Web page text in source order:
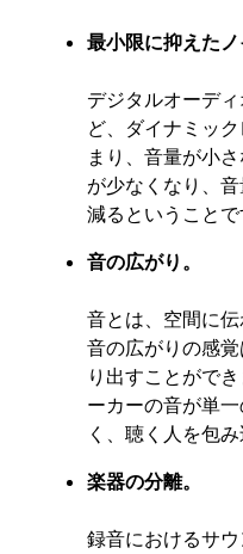
最小限に抑えたノ
デジタルオーデ
ど、ダイナミッ
まり、音量が小
が少なくなり、
減るということで
音の広がり。
音とは、空間に伝
音の広がりの感
り出すことがで
ーカーの音が単
く、聴く人を包
楽器の分離。
録音におけるサ